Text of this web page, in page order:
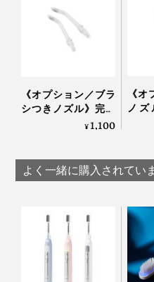
付属のUSB-A充電ケーブ
ないでフル充電（2時間
浄しても、約2週間は続け
お気に入りの「ブラシつきノズル」
口の中もシャキッとひき
ブラシ後の『APIYOO』
それでも、使い始めから数
苦八苦しました（笑）わ
・洗浄中に、うっかり口
これをやらかして、洗面
にしました。
《オプション／ブラ
シつきノズル》完全
防水IPX7・コードレ
える「口腔洗浄器」
｜APIYOO
¥1,100
《
ノズ
る「
よく一緒に購入されてい